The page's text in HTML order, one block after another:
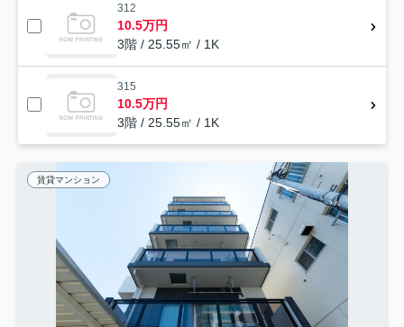
312
10.5万円
3階 / 25.55㎡ / 1K
315
10.5万円
3階 / 25.55㎡ / 1K
賃貸マンション